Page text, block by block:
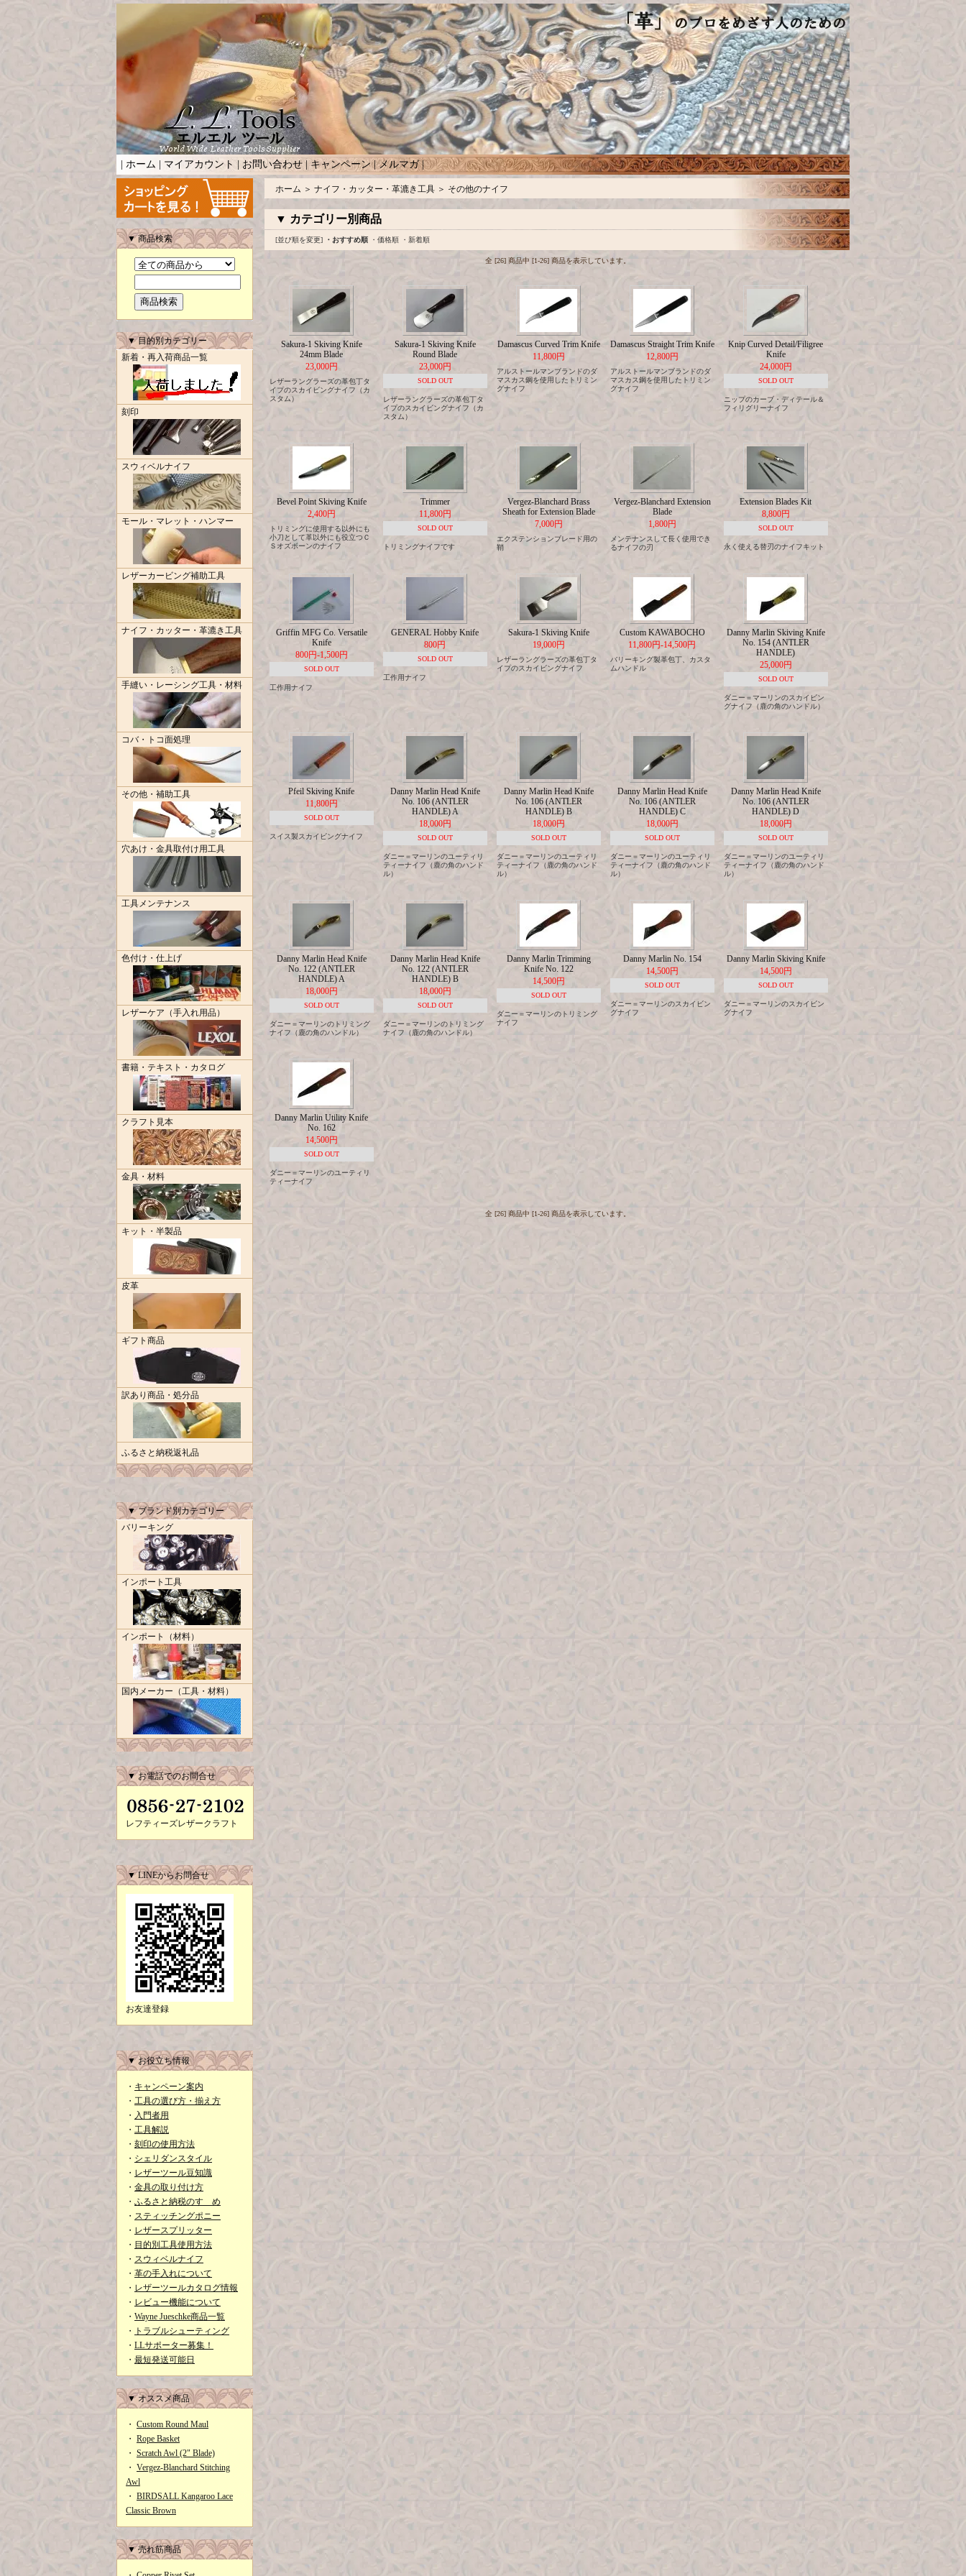
ホーム マイアカウント | お問い合わせ | キャンペーン|メルマガ|
▼ 商品検索
▼ 目的別カテゴリー
新着・再入荷商品一覧
刻印
スウィベルナイフ
モール・マレット・ハンマー
レザーカービング補助工具
ナイフ・カッター・革漉き工具
手縫い・レーシング工具・材料
コバ・トコ面処理
その他・補助工具
穴あけ・金具取付け用工具
工具メンテナンス
色付け・仕上げ
レザーケア（手入れ用品）
書籍・テキスト・カタログ
クラフト見本
金具・材料
キット・半製品
皮革
ギフト商品
訳あり商品・処分品
ふるさと納税返礼品
▼ ブランド別カテゴリー
バリーキング
インポート工具
インポート（材料）
国内メーカー（工具・材料）
▼ お電話でのお問合せ
レフティーズレザークラフト
▼ LINEからお問合せ
お友達登録
▼ お役立ち情報
・ キャンペーン案内
・ 工具の選び方・揃え方
・ 入門者用
・ 工具解説
・ 刻印の使用方法
・ シェリダンスタイル
・ レザーツール豆知識
・ 金具の取り付け方
・ ふるさと納税のすゝめ
・ スティッチングポニー
・ レザースプリッター
・ 目的別工具使用方法
・ スウィベルナイフ
・ 革の手入れについて
・ レザーツールカタログ情報
・ レビュー機能について
・ Wayne Jueschke商品一覧
・
トラブルシューティング
・ LLサポーター募集！
・ 最短発送可能日
▼ オススメ商品
・ Custom Round Maul
・ Rope Basket
・ Scratch Awl (2" Blade)
・ Vergez-Blanchard Stitching
Awl
・ BIRDSALL Kangaroo Lace
Classic Brown
▼ 売れ筋商品
ホーム ＞ ナイフ・カッター・革漉き工具 ＞ その他のナイフ
▼ カテゴリー別商品
[並び順を変更] ・おすすめ順 ・価格順 ・新着順
全 [26] 商品中 [1-26] 商品を表示しています。
Sakura-1 Skiving Knife
24mm Blade
23,000円
レザーラングラーズの革包丁タ
イプのスカイビングナイフ（カ
スタム）
Sakura-1 Skiving Knife
Round Blade
23,000円
SOLD OUT
レザーラングラーズの革包丁タ
イプのスカイビングナイフ（カ
スタム）
Damascus Curved Trim Knife
11,800円
アルストールマンブランドのダ
マスカス鋼を使用したトリミン
グナイフ
Damascus Straight Trim Knife
12,800円
アルストールマンブランドのダ
マスカス鋼を使用したトリミン
グナイフ
Knip Curved Detail/Filigree
Knife
24,000円
SOLD OUT
ニップのカーブ・ディテール＆
フィリグリーナイフ
Bevel Point Skiving Knife
2,400円
トリミングに使用する以外にも
小刀として革以外にも役立つＣ
Ｓオズボーンのナイフ
Trimmer
11,800円
SOLD OUT
トリミングナイフです
Vergez-Blanchard Brass
Sheath for Extension Blade
7,000円
エクステンションブレード用の
鞘
Vergez-Blanchard Extension
Blade
1,800円
メンテナンスして長く使用でき
るナイフの刃
Extension Blades Kit
8,800円
SOLD OUT
永く使える替刃のナイフキット
Griffin MFG Co. Versatile
Knife
800円-1,500円
SOLD OUT
工作用ナイフ
GENERAL Hobby Knife
800円
SOLD OUT
工作用ナイフ
Sakura-1 Skiving Knife
19,000円
レザーラングラーズの革包丁タ
イプのスカイビングナイフ
Custom KAWABOCHO
11,800円-14,500円
バリーキング製革包丁、カスタ
ムハンドル
Danny Marlin Skiving Knife
No. 154 (ANTLER
HANDLE)
25,000円
SOLD OUT
ダニー＝マーリンのスカイビン
グナイフ（鹿の角のハンドル）
Pfeil Skiving Knife
11,800円
SOLD OUT
スイス製スカイビングナイフ
Danny Marlin Head Knife
No. 106 (ANTLER
HANDLE) A
18,000円
SOLD OUT
ダニー＝マーリンのユーティリ
ティーナイフ（鹿の角のハンド
ル）
Danny Marlin Head Knife
No. 106 (ANTLER
HANDLE) B
18,000円
SOLD OUT
ダニー＝マーリンのユーティリ
ティーナイフ（鹿の角のハンド
ル）
Danny Marlin Head Knife
No. 106 (ANTLER
HANDLE) C
18,000円
SOLD OUT
ダニー＝マーリンのユーティリ
ティーナイフ（鹿の角のハンド
ル）
Danny Marlin Head Knife
No. 106 (ANTLER
HANDLE) D
18,000円
SOLD OUT
ダニー＝マーリンのユーティリ
ティーナイフ（鹿の角のハンド
ル）
Danny Marlin Head Knife
No. 122 (ANTLER
HANDLE) A
18,000円
SOLD OUT
ダニー＝マーリンのトリミング
ナイフ（鹿の角のハンドル）
Danny Marlin Head Knife
No. 122 (ANTLER
HANDLE) B
18,000円
SOLD OUT
ダニー＝マーリンのトリミング
ナイフ（鹿の角のハンドル）
Danny Marlin Trimming
Knife No. 122
14,500円
SOLD OUT
ダニー＝マーリンのトリミング
ナイフ
Danny Marlin No. 154
14,500円
SOLD OUT
ダニー＝マーリンのスカイビン
グナイフ
Danny Marlin Skiving Knife
14,500円
SOLD OUT
ダニー＝マーリンのスカイビン
グナイフ
Danny Marlin Utility Knife
No. 162
14,500円
SOLD OUT
ダニー＝マーリンのユーティリ
ティーナイフ
全 [26] 商品中 [1-26] 商品を表示しています。